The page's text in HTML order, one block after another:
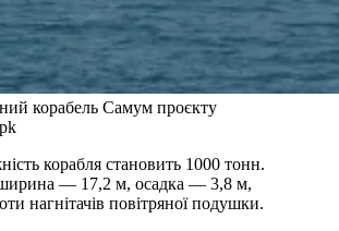
корабель Самум проєкту
корабля становить 1000 тонн.
— 17,2 м, осадка — 3,8 м,
нагнітачів повітряної подушки.